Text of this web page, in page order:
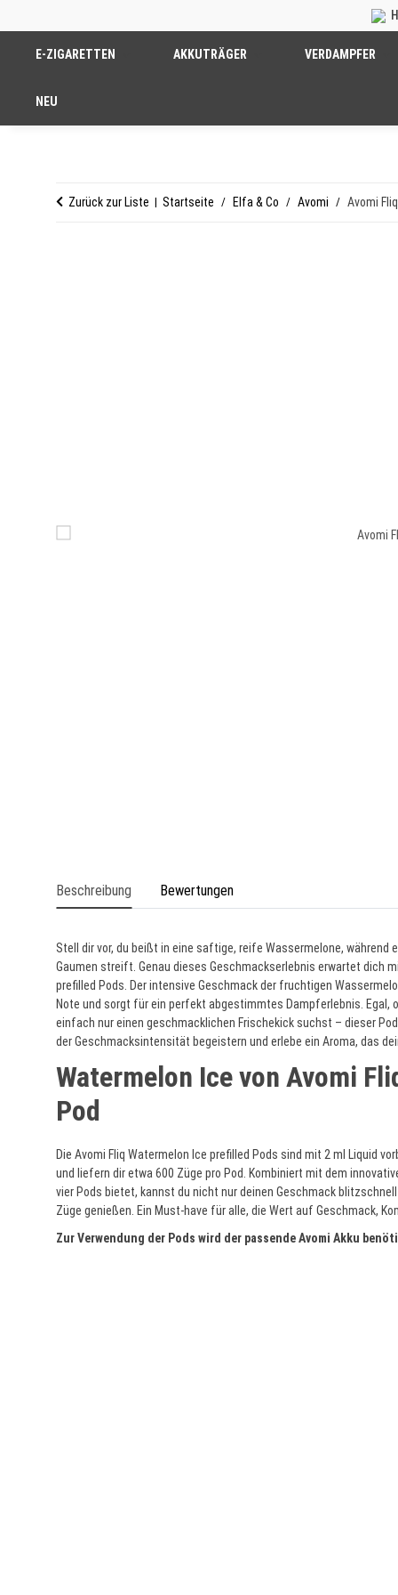
E-ZIGARETTEN AKKUTRÄGER VERDAMPFER
NEU
Zurück zur Liste Startseite Elfa & Co Avomi Avomi
Beschreibung Bewertungen
Stell dir vor, du beißt in eine saftige, reife Wassermelone, während
Gaumen streift. Genau dieses Geschmackserlebnis erwartet dich
prefilled Pods. Der intensive Geschmack der fruchtigen
Note und sorgt für ein perfekt abgestimmtes Dampferlebnis. Egal,
einfach nur einen geschmacklichen Frischekick suchst – dieser
der Geschmacksintensität begeistern und erlebe ein Aroma, das
Watermelon Ice von Avomi
Pod
Die Avomi Fliq Watermelon Ice prefilled Pods sind mit 2 ml Liquid
und liefern dir etwa 600 Züge pro Pod. Kombiniert mit dem
vier Pods bietet, kannst du nicht nur deinen Geschmack
Züge genießen. Ein Must-have für alle, die Wert auf Geschmack,
Zur Verwendung der Pods wird der passende Avomi Akku